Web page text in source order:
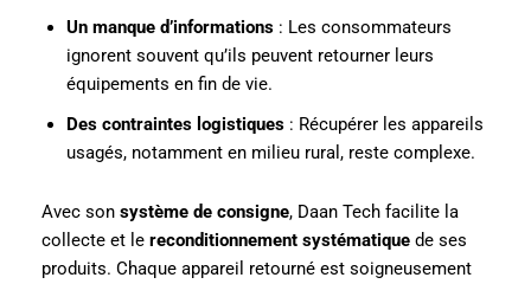
Un manque d’informations : Les consommateurs
ignorent souvent qu’ils peuvent retourner leurs
équipements en fin de vie.
Des contraintes logistiques : Récupérer les appareils
usagés, notamment en milieu rural, reste complexe.
Avec son système de consigne, Daan Tech facilite la
collecte et le reconditionnement systématique de ses
produits. Chaque appareil retourné est soigneusement